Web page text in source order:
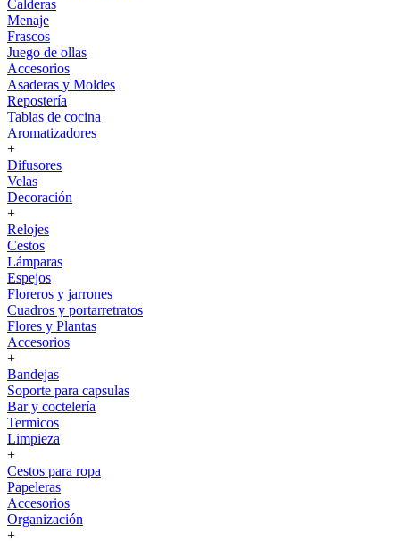
Calderas
Menaje
Frascos
Juego de ollas
Accesorios
Asaderas y Moldes
Repostería
Tablas de cocina
Aromatizadores
+
Difusores
Velas
Decoración
+
Relojes
Cestos
Lámparas
Espejos
Floreros y jarrones
Cuadros y portarretratos
Flores y Plantas
Accesorios
+
Bandejas
Soporte para capsulas
Bar y coctelería
Termicos
Limpieza
+
Cestos para ropa
Papeleras
Accesorios
Organización
+